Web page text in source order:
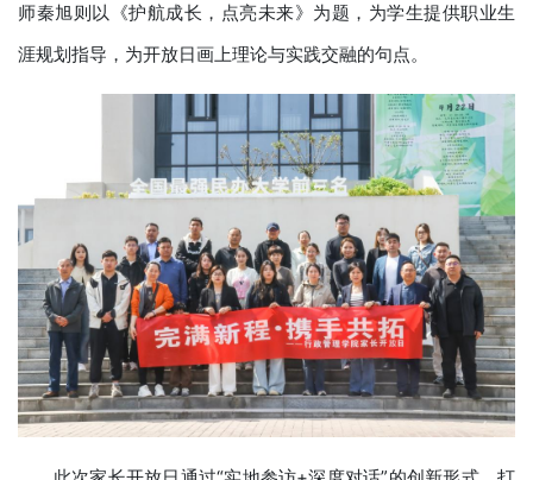
师秦旭则以《护航成长，点亮未来》为题，为学生提供职业生
涯规划指导，为开放日画上理论与实践交融的句点。